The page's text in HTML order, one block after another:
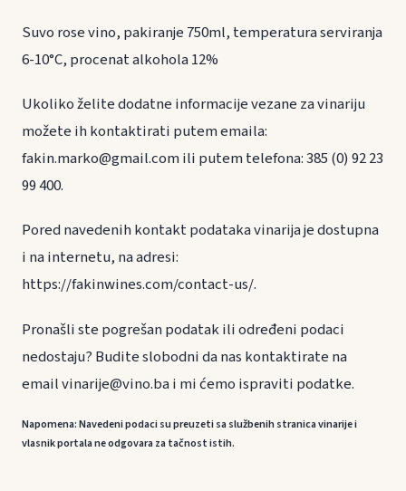
Suvo rose vino, pakiranje 750ml, temperatura serviranja
6-10°C, procenat alkohola 12%
Ukoliko želite dodatne informacije vezane za vinariju
možete ih kontaktirati putem emaila:
fakin.marko@gmail.com ili putem telefona: 385 (0) 92 23
99 400.
Pored navedenih kontakt podataka vinarija je dostupna
i na internetu, na adresi:
https://fakinwines.com/contact-us/.
Pronašli ste pogrešan podatak ili određeni podaci
nedostaju? Budite slobodni da nas kontaktirate na
email vinarije@vino.ba i mi ćemo ispraviti podatke.
Napomena: Navedeni podaci su preuzeti sa službenih stranica vinarije i
vlasnik portala ne odgovara za tačnost istih.